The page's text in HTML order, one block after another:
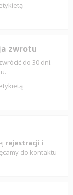
zwrotu
do 30 dni.
rejestracji i
do kontaktu